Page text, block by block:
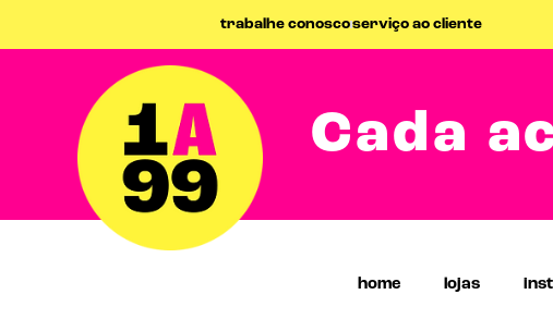
trabalhe conoscoserviço ao cliente
Cada
home lojas